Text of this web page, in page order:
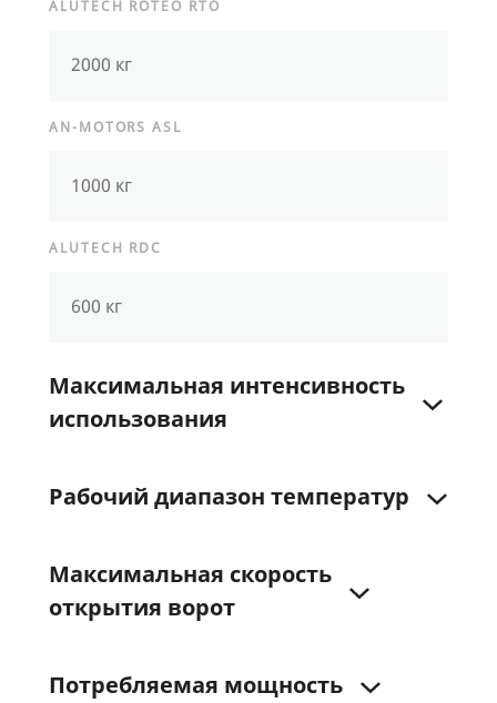
ALUTECH ROTEO RTO
2000 кг
AN-MOTORS ASL
1000 кг
ALUTECH RDC
600 кг
Максимальная интенсивность
использования
Рабочий диапазон температур
Максимальная скорость
открытия ворот
Потребляемая мощность